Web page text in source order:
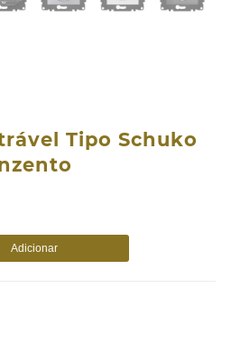
Tipo Schuko
Adicionar